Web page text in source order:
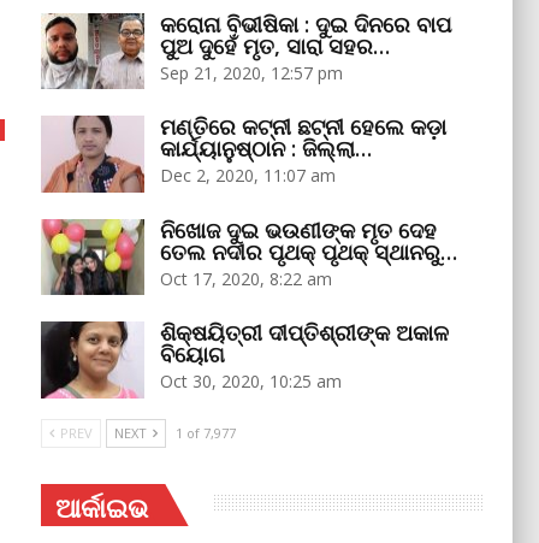
କରୋନା ବିଭୀଷିକା : ଦୁଇ ଦିନରେ ବାପ
ପୁଅ ଦୁହେଁ ମୃତ, ସାରା ସହର…
Sep 21, 2020, 12:57 pm
ମଣ୍ତିରେ କଟ୍‌ନୀ ଛଟ୍‌ନୀ ହେଲେ କଡ଼ା
କାର୍ଯ୍ୟାନୁଷ୍ଠାନ : ଜିଲ୍ଲା…
Dec 2, 2020, 11:07 am
ନିଖୋଜ ଦୁଇ ଭଉଣୀଙ୍କ ମୃତ ଦେହ
ତେଲ ନଦୀର ପୃଥକ୍‌ ପୃଥକ୍‌ ସ୍ଥାନରୁ…
Oct 17, 2020, 8:22 am
ଶିକ୍ଷୟିତ୍ରୀ ଦୀପ୍ତିଶ୍ରୀଙ୍କ ଅକାଳ
ବିୟୋଗ
Oct 30, 2020, 10:25 am
PREV NEXT 1 of 7,977
ଆର୍କାଇଭ